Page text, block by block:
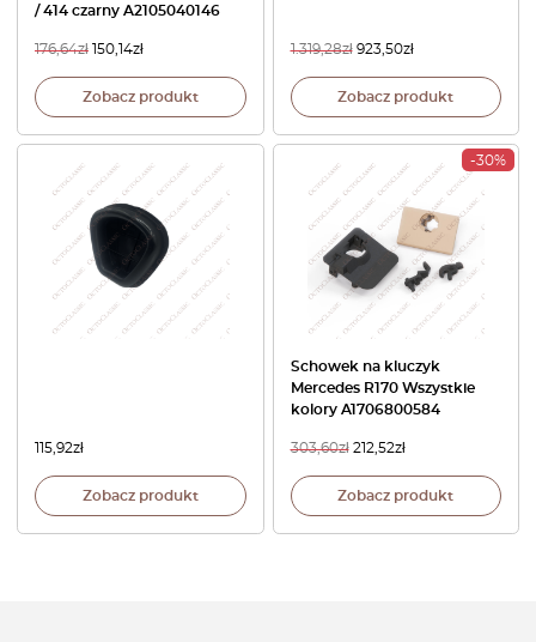
/ 414 czarny A2105040146
176,64zł 150,14zł
Zobacz produkt
1.319,28zł 923,50zł
Zobacz produkt
115,92zł
Zobacz produkt
-30%
Schowek na kluczyk
Mercedes R170 Wszystkie
kolory A1706800584
303,60zł 212,52zł
Zobacz produkt